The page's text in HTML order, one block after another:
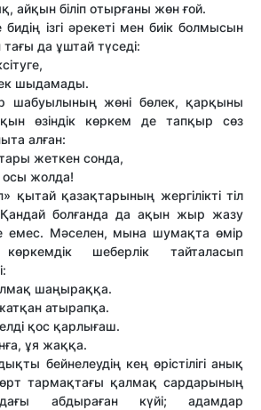
айқын біліп отырғаны жөн ғой.
ізгі әрекеті мен биік болмысын
да ұштай түседі:
шыдамады.
шабуылының жөні бөлек, қарқыны
өзіндік көркем де тапқыр сөз
алған:
жеткен сонда,
осы жолда!
қытай қазақтарының жергілікті тіл
Қандай болғанда да ақын жыр жазу
емес. Мәселен, мына шумақта өмір
шеберлік тайталасып
шаңыраққа.
атырапқа.
қос қарлығаш.
ұя жаққа.
бейнелеудің кең өрістілігі анық
тармақтағы қалмақ сардарының
абдыраған күйі; адамдар